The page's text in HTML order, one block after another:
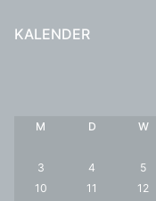
KALENDER
M D W
3
4 5
10
11 12